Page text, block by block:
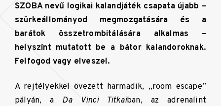
SZOBA nevű logikai kalandjáték csapata újabb –
szürkeállományod megmozgatására és a
barátok összetrombitálására alkalmas –
helyszínt mutatott be a bátor kalandoroknak.
Felfogod vagy elveszel.
A rejtélyekkel övezett harmadik, „room escape”
pályán, a Da Vinci Titkaiban, az adrenalint